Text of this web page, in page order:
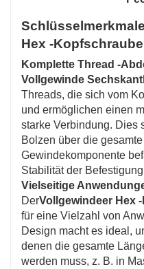
Hex -
Komplette Thread -
Vollgewinde
Threads, die sich vom
und ermöglichen einen
starke Verbindung. Dies
Bolzen über die
Gewindekomponente
Stabilität der
Vielseitige
DerVollgewindeer Hex
für eine Vielzahl von
Design macht es ideal,
denen die gesamte
werden muss, z. B. in